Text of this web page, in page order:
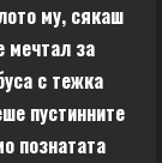
му, сякаш
мечтал за
с тежка
пустинните
познатата